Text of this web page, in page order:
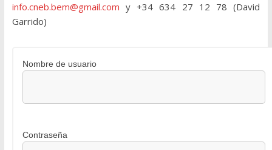
info.cneb.bem@gmail.com y +34 634 27 12 78 (David
Garrido)
Nombre de usuario
Contraseña